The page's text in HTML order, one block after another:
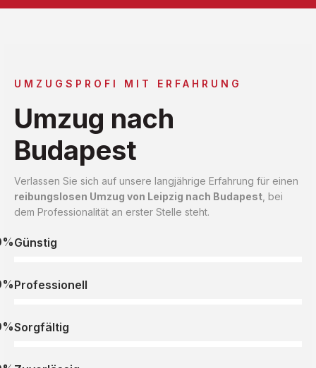
UMZUGSPROFI MIT ERFAHRUNG
Umzug nach
Budapest
Verlassen Sie sich auf unsere langjährige Erfahrung für einen
reibungslosen Umzug von Leipzig nach Budapest , bei
dem Professionalität an erster Stelle steht.
Günstig
Professionell
Sorgfältig